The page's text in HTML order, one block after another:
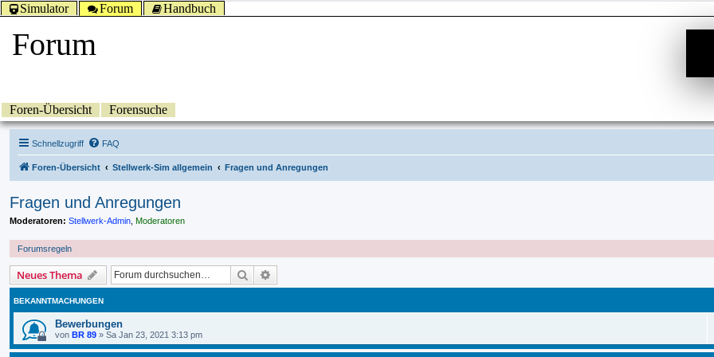
Simulator Forum Handbuch
Forum
Foren-Übersicht Forensuche
Schnellzugriff FAQ
Foren-Übersicht Stellwerk-Sim allgemein Fragen und Anregungen
Fragen und Anregungen
Moderatoren: Stellwerk-Admin Moderatoren
Forumsregeln
Neues Thema Suche
BEKANNTMACHUNGEN
Bewerbungen
von BR 89 » Sa Jan 23, 2021 3:13 pm